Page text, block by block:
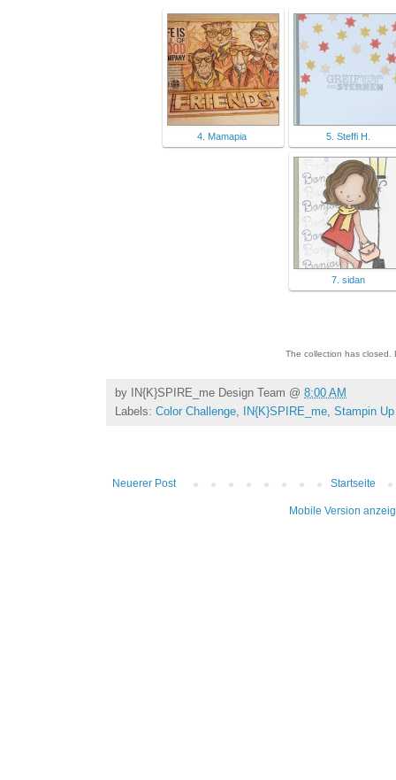
4. Mamapia 5. Steffi H.
7. sidan
The collection has
by IN{K}SPIRE_me Design Team @ 8:00 AM
Labels: Color Challenge, IN{K}SPIRE_me, Stampin
Neuerer Post Startseite
Mobile Version